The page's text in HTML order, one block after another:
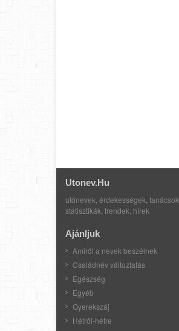
Utonev.hu
utónevek, érdekességek, tanácsok,
statisztikák, trendek, hírek
Ajánljuk
Amiről a nevek beszélnek
Családnév változtatás
Egészség
Egyéb
Gyerekszáj
Hétről-hétre